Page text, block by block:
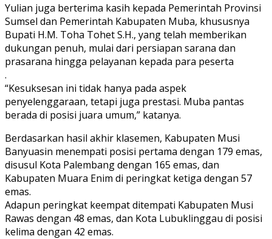
Yulian juga berterima kasih kepada Pemerintah Provinsi
Sumsel dan Pemerintah Kabupaten Muba, khususnya
Bupati H.M. Toha Tohet S.H., yang telah memberikan
dukungan penuh, mulai dari persiapan sarana dan
prasarana hingga pelayanan kepada para peserta
.
“Kesuksesan ini tidak hanya pada aspek
penyelenggaraan, tetapi juga prestasi. Muba pantas
berada di posisi juara umum,” katanya.
Berdasarkan hasil akhir klasemen, Kabupaten Musi
Banyuasin menempati posisi pertama dengan 179 emas,
disusul Kota Palembang dengan 165 emas, dan
Kabupaten Muara Enim di peringkat ketiga dengan 57
emas.
Adapun peringkat keempat ditempati Kabupaten Musi
Rawas dengan 48 emas, dan Kota Lubuklinggau di posisi
kelima dengan 42 emas.